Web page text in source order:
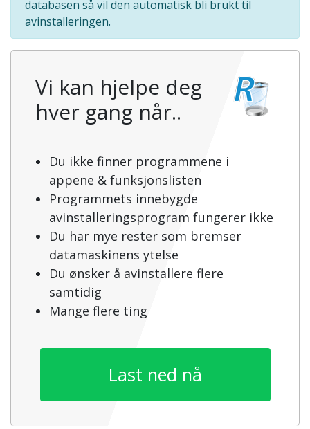
databasen så vil den automatisk bli brukt til
avinstalleringen.
Vi kan hjelpe deg
hver gang når..
Du ikke finner programmene i
appene & funksjonslisten
Programmets innebygde
avinstalleringsprogram fungerer ikke
Du har mye rester som bremser
datamaskinens ytelse
Du ønsker å avinstallere flere
samtidig
Mange flere ting
Last ned nå